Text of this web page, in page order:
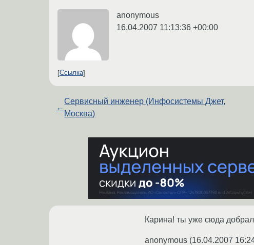
anonymous
16.04.2007 11:13:36 +00:00
Ссылка
←
Сервисный инженер (Инфосистемы Джет,
Москва)
Карина! ты уже сюда
anonymous (16.04.2007